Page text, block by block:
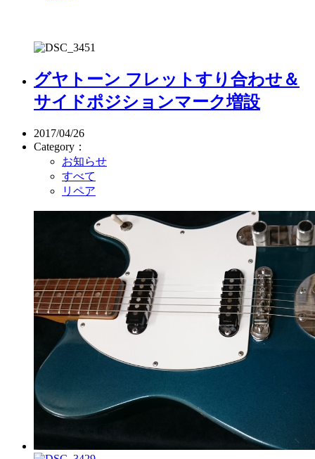
グヤトーン フレットすり合わせ＆
サイドポジションマーク増設
2017/04/26
Category：
お知らせ
すべて
リペア